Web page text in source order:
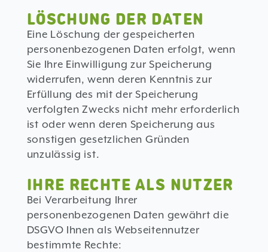
LÖSCHUNG DER DATEN
Eine Löschung der gespeicherten
personenbezogenen Daten erfolgt, wenn
Sie Ihre Einwilligung zur Speicherung
widerrufen, wenn deren Kenntnis zur
Erfüllung des mit der Speicherung
verfolgten Zwecks nicht mehr erforderlich
ist oder wenn deren Speicherung aus
sonstigen gesetzlichen Gründen
unzulässig ist.
IHRE RECHTE ALS NUTZER
Bei Verarbeitung Ihrer
personenbezogenen Daten gewährt die
DSGVO Ihnen als Webseitennutzer
bestimmte Rechte: